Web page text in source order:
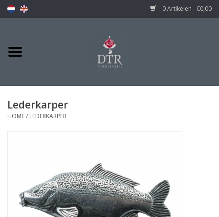
0 Artikelen - €0,00
Lederkarper
HOME/ LEDERKARPER